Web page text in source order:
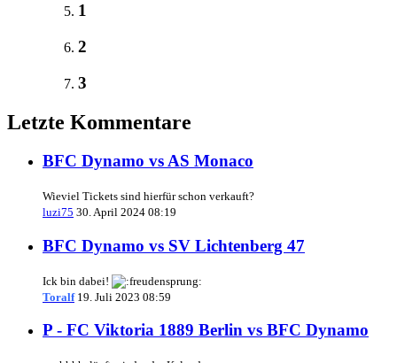
1
2
3
Letzte Kommentare
BFC Dynamo vs AS Monaco
Wieviel Tickets sind hierfür schon verkauft?
luzi75 30. April 2024 08:19
BFC Dynamo vs SV Lichtenberg 47
Ick bin dabei!
Toralf 19. Juli 2023 08:59
P - FC Viktoria 1889 Berlin vs BFC Dynamo